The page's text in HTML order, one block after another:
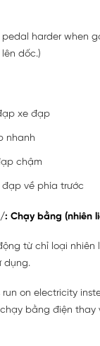
harder when
dốc.)
xe đạp
nhanh
chậm
về phía trước
: Chạy bằng (nhiên
từ chỉ loại nhiên
dụng.
run on electricity
bằng điện thay